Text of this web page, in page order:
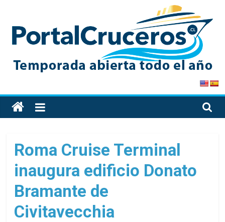
content
PortalCruceros
Toda
la
de
cruceros
en
un
solo
sitio
Roma Cruise Terminal
inaugura edificio Donato
Bramante de
Civitavecchia